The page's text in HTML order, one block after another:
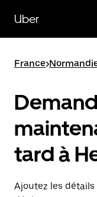
contenu
principal
Uber
France>
tard à
Ajoutez les